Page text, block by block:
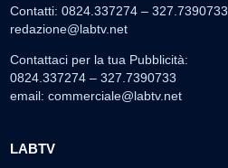
Contatti: 0824.337274 – 327.7390733
redazione@labtv.net
Contattaci per la tua Pubblicità:
0824.337274 – 327.7390733
email: commerciale@labtv.net
LABTV